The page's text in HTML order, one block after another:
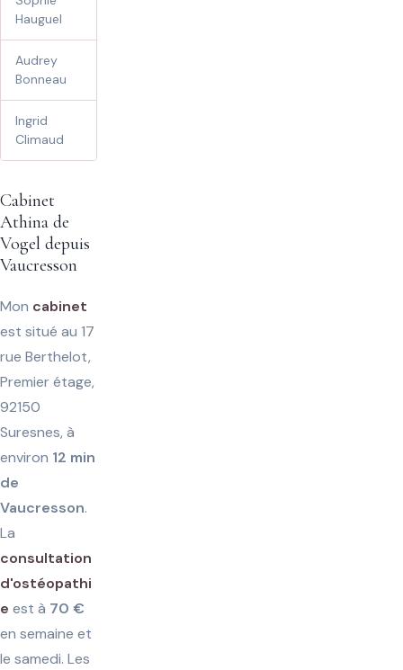
Hauguel
Audrey
Bonneau
Ingrid
Climaud
Cabinet
Athina de
Vogel depuis
Vaucresson
Mon cabinet
est situé au 17
rue Berthelot,
Premier étage,
92150
Suresnes, à
environ 12 min
de
Vaucresson.
La
consultation
d'ostéopathi
e est à 70 €
en semaine et
le samedi. Les